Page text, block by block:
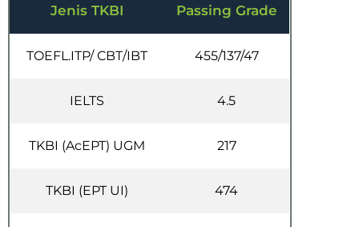
Jenis TKBI Passing Grade
TOEFL.ITP/ CBT/IBT 455/137/47
IELTS 4.5
TKBI (AcEPT) UGM 217
TKBI (EPT UI) 474